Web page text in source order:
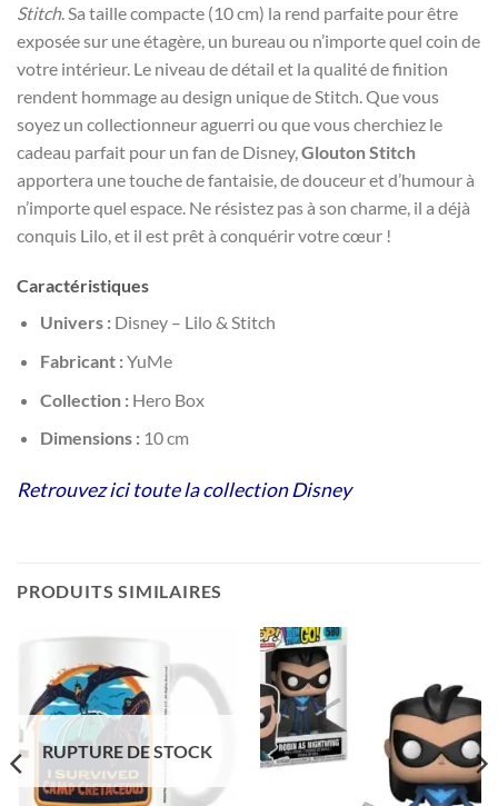
Stitch. Sa taille compacte (10 cm) la rend parfaite pour être
exposée sur une étagère, un bureau ou n’importe quel coin de
votre intérieur. Le niveau de détail et la qualité de finition
rendent hommage au design unique de Stitch. Que vous
soyez un collectionneur aguerri ou que vous cherchiez le
cadeau parfait pour un fan de Disney, Glouton Stitch
apportera une touche de fantaisie, de douceur et d’humour à
n’importe quel espace. Ne résistez pas à son charme, il a déjà
conquis Lilo, et il est prêt à conquérir votre cœur !
Caractéristiques
Univers :Disney – Lilo & Stitch
Fabricant :YuMe
Collection :Hero Box
Dimensions :10 cm
Retrouvez ici toute la collection Disney
PRODUITS SIMILAIRES
RUPTURE DE STOCK